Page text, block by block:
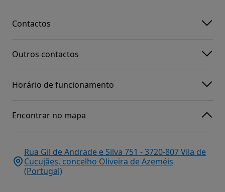
Contactos
Outros contactos
Horário de funcionamento
Encontrar no mapa
Rua Gil de Andrade e Silva 751 - 3720-807 Vila de
Cucujães, concelho Oliveira de Azeméis
(Portugal)